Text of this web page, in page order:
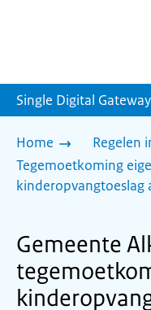
Single Digital Gateway
Home
Regelen
Tegemoetkoming
kinderopvangtoeslag
Gemeente